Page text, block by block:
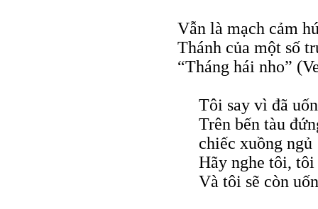
Vẫn là mạch cảm
Thánh của một số
“Tháng hái nho”
Tôi say vì đã
Trên bến tàu
chiếc xuồng ngủ
Hãy nghe tôi, tôi
Và tôi sẽ còn